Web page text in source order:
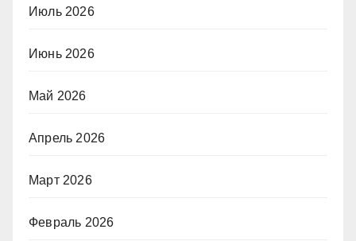
Июль 2026
Июнь 2026
Май 2026
Апрель 2026
Март 2026
Февраль 2026